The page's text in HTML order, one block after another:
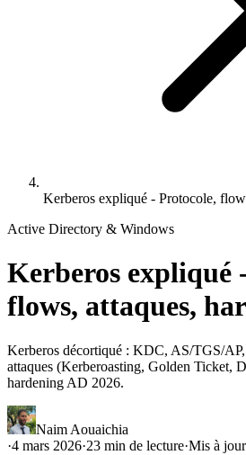
Kerberos expliqué - Protocole,
Active Directory & Windows
Kerberos expliqué
flows, attaques,
Kerberos décortiqué : KDC, AS/TGS/
attaques (Kerberoasting, Golden Ticket,
hardening AD 2026.
Naim Aouaichia
·4 mars 2026·23 min de lecture·Mis à